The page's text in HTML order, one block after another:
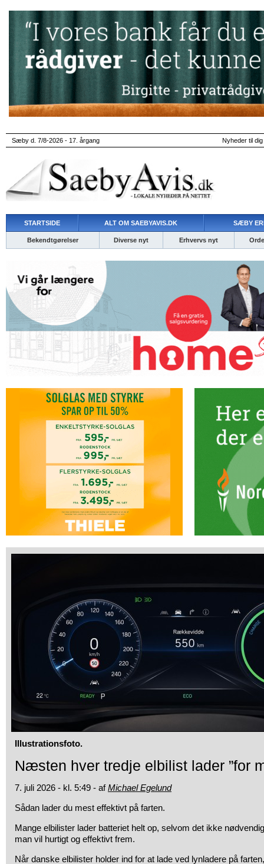
Sæby d. 7/8-2026 - 17. årgang Nyheder til
STARTSIDE ALT OM SAEBYAVIS.DK SÆBY
Bekendtgørelser Diverse nyt Erhvervs nyt
Illustrationsfoto.
Næsten hver tredje elbilist lader ”for
7. juli 2026 - kl. 5:49 - afMichael Egelund
Sådan lader du mest effektivt på farten.
Mange elbilister lader batteriet helt op, selvom det ikke
man vil hurtigt og effektivt frem.
Når danske elbilister holder ind for at lade ved lynladere på